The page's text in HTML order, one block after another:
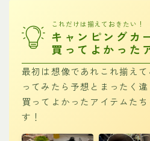
これだけは揃えておきたい！
キャンピングカ
買ってよかった
最初は想像であれこれ揃え
ってみたら予想とまったく
買ってよかったアイテムた
す！